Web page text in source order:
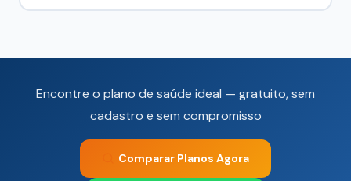
Encontre o plano de saúde ideal — gratuito, sem
cadastro e sem compromisso
Comparar Planos Agora